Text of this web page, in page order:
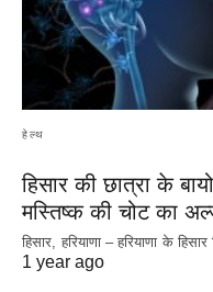
हेल्थ
हिसार की छात्रा के
मस्तिष्क की चोट का
हिसार, हरियाणा – हरियाणा के
1 year ago